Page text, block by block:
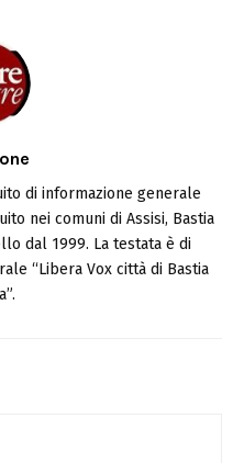
di informazione generale
nei comuni di Assisi, Bastia
dal 1999. La testata è di
“Libera Vox città di Bastia